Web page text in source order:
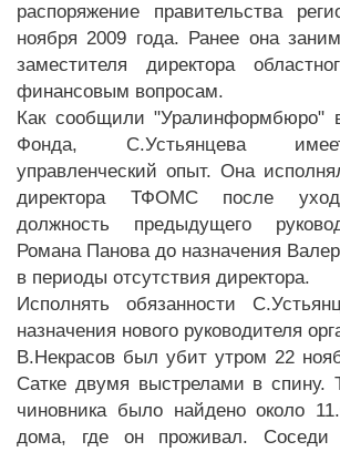
распоряжение правительства
ноября 2009 года. Ранее она
заместителя директора
финансовым вопросам.
Как сообщили "Уралинформбюро"
Фонда, С.Устьянцева
управленческий опыт. Она
директора ТФОМС после
должность предыдущего
Романа Панова до назначения
в периоды отсутствия директора.
Исполнять обязанности
назначения нового руководителя
В.Некрасов был убит утром 22
Сатке двумя выстрелами в спину.
чиновника было найдено около
дома, где он проживал. Соседи